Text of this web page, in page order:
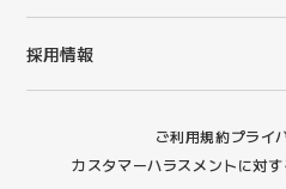
採用情報
ご利用規約プライ
カスタマーハラスメントに対